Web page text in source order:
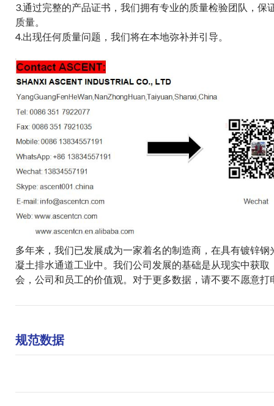
3.通过完整的产品证书，我们拥有专业的质量检验团队，保
质量。
4.出现任何质量问题，我们将在本地弥补并引导。
多年来，我们已发展成为一家着名的制造商，在具有镀锌钢
凝土排水通道工业中。我们公司发展的基础是从现实中获取
会，公司和员工的价值观。对于更多数据，请不要不愿意打
规范数据